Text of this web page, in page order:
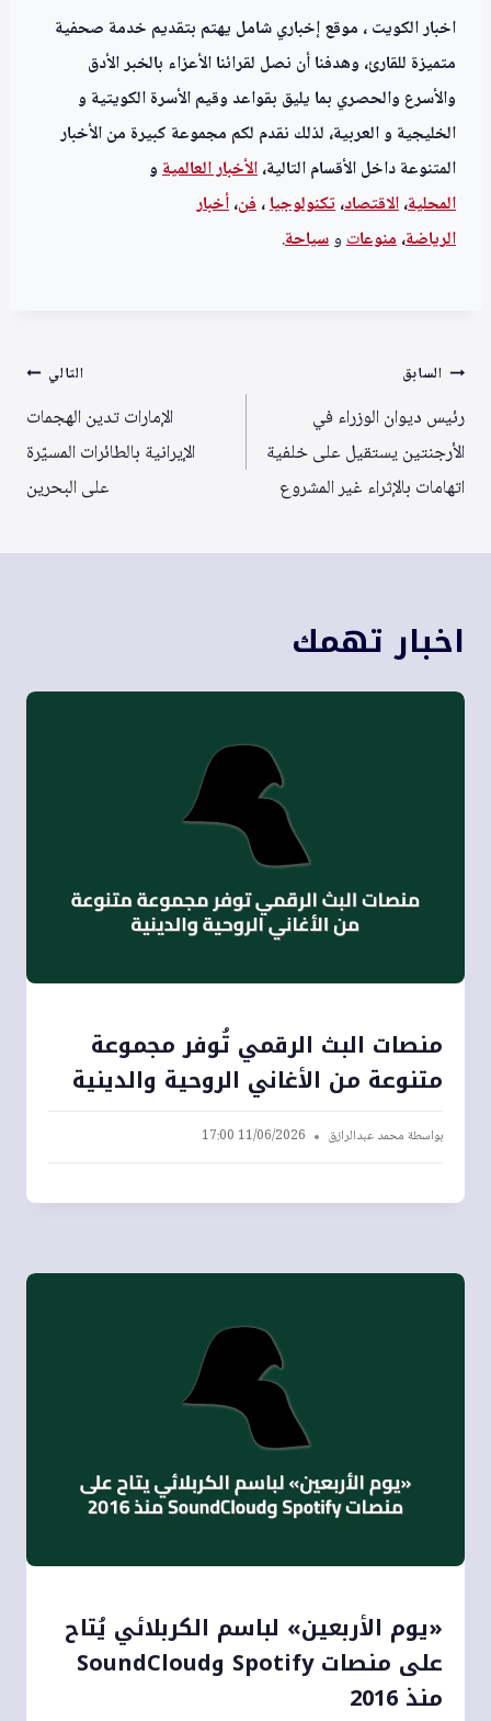
اخبار الكويت ، موقع إخباري شامل يهتم بتقديم خدمة صحفية
متميزة للقارئ، وهدفنا أن نصل لقرائنا الأعزاء بالخبر الأدق
والأسرع والحصري بما يليق بقواعد وقيم الأسرة الكويتية و
الخليجية و العربية، لذلك نقدم لكم مجموعة كبيرة من الأخبار
المتنوعة داخل الأقسام التالية،الأخبار العالميةو
المحلية،الاقتصاد،تكنولوجيا،فن،أخبار
الرياضة،منوعاتوسياحة.
تصفّح
المقالات
السابق
رئيس ديوان الوزراء في
الأرجنتين يستقيل على خلفية
اتهامات بالإثراء غير المشروع
التالي
الإمارات تدين الهجمات
الإيرانية بالطائرات المسيّرة
على البحرين
اخبار تهمك
منصات البث الرقمي تُوفر مجموعة
متنوعة من الأغاني الروحية والدينية
بواسطةمحمد عبدالرازق 11/06/2026 17:00
«يوم الأربعين» لباسم الكربلائي يُتاح
على منصات Spotify وSoundCloud
منذ 2016